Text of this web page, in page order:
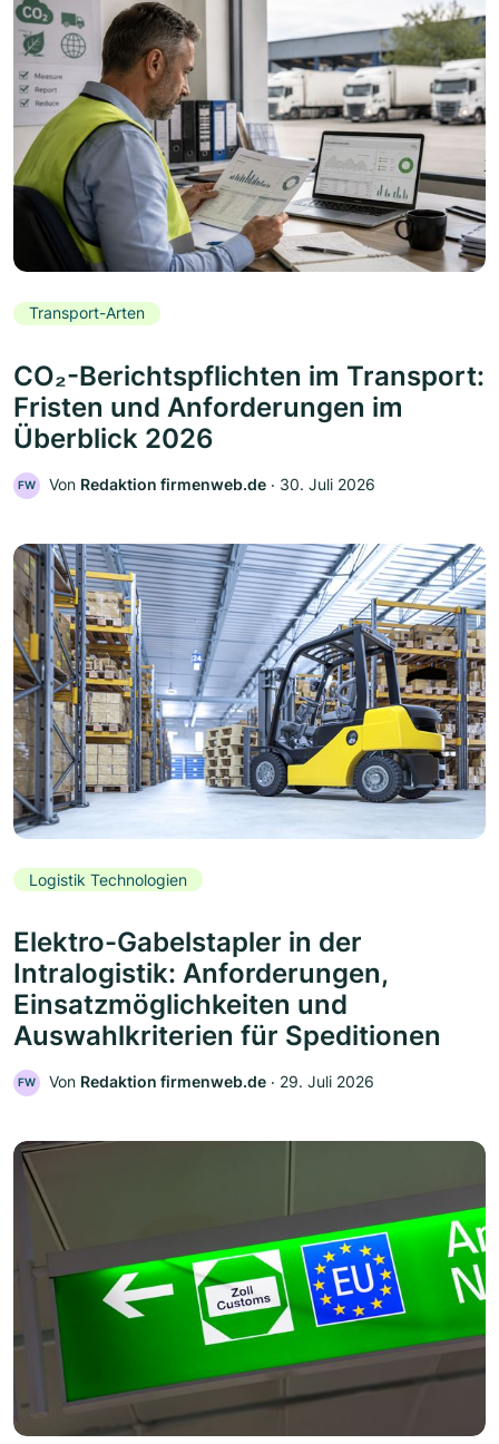
Transport-Arten
CO₂-Berichtspflichten im Transport:
Fristen und Anforderungen im
Überblick 2026
FW Von Redaktion firmenweb.de ‧ 30. Juli 2026
Logistik Technologien
Elektro-Gabelstapler in der
Intralogistik: Anforderungen,
Einsatzmöglichkeiten und
Auswahlkriterien für Speditionen
FW Von Redaktion firmenweb.de ‧ 29. Juli 2026